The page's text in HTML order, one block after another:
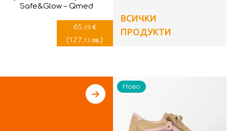
Safe&Glow – Qmed
65 ,00 €
(127 ,13 лв.)
ВСИЧКИ
ПРОДУКТИ
Ново